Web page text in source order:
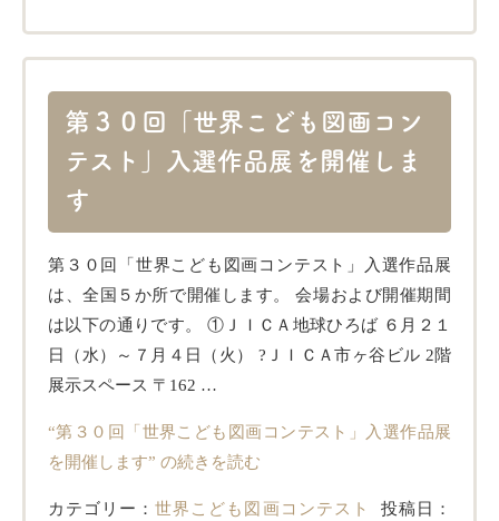
第３０回「世界こども図画コン
テスト」入選作品展を開催しま
す
第３０回「世界こども図画コンテスト」入選作品展
は、全国５か所で開催します。 会場および開催期間
は以下の通りです。 ①ＪＩＣＡ地球ひろば ６月２１
日（水）～７月４日（火） ?ＪＩＣＡ市ヶ谷ビル 2階
展示スペース 〒162 …
“第３０回「世界こども図画コンテスト」入選作品展
を開催します” の続きを読む
カテゴリー：世界こども図画コンテスト
投稿日：